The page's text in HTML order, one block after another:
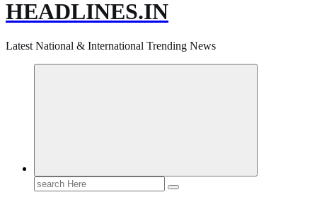
HEADLINES.IN
Latest National & International Trending News
Search
for: